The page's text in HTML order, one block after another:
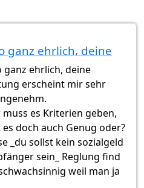
ist
ganz ehrlich, deine
ganz ehrlich, deine
erscheint mir sehr
muss es Kriterien geben,
doch auch Genug oder?
_du sollst kein sozialgeld
sein_ Reglung find
weil man ja